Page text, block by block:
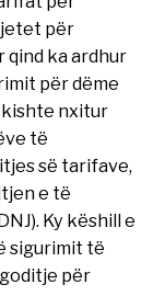
për
qind ka ardhur
për dëme
kishte nxitur
të
së tarifave,
e të
Ky këshill e
sigurimit të
për